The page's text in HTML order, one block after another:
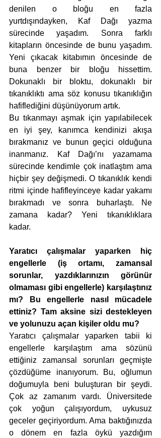
denilen o bloğu en fazla
yurtdışındayken, Kaf Dağı yazma
sürecinde yaşadım. Sonra farklı
kitapların öncesinde de bunu yaşadım.
Yeni çıkacak kitabımın öncesinde de
buna benzer bir bloğu hissettim.
Dokunaklı bir bloktu, dokunaklı bir
tıkanıklıktı ama söz konusu tıkanıklığın
hafiflediğini düşünüyorum artık.
Bu tıkanmayı aşmak için yapılabilecek
en iyi şey, kanımca kendinizi akışa
bırakmanız ve bunun geçici olduğuna
inanmanız. Kaf Dağı’nı yazamama
sürecinde kendimle çok inatlaştım ama
hiçbir şey değişmedi. O tıkanıklık kendi
ritmi içinde hafifleyinceye kadar yakamı
bırakmadı ve sonra buharlaştı. Ne
zamana kadar? Yeni tıkanıklıklara
kadar.
Yaratıcı çalışmalar yaparken hiç
engellerle (iş ortamı, zamansal
sorunlar, yazdıklarınızın görünür
olmaması gibi engellerle) karşılaştınız
mı? Bu engellerle nasıl mücadele
ettiniz? Tam aksine sizi destekleyen
ve yolunuzu açan kişiler oldu mu?
Yaratıcı çalışmalar yaparken tabii ki
engellerle karşılaştım ama sözünü
ettiğiniz zamansal sorunları geçmişte
çözdüğüme inanıyorum. Bu, oğlumun
doğumuyla beni buluşturan bir şeydi.
Çok az zamanım vardı. Üniversitede
çok yoğun çalışıyordum, uykusuz
geceler geçiriyordum. Ama baktığınızda
o dönem en fazla öykü yazdığım